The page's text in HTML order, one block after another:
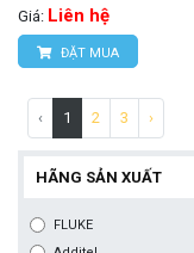
Giá: Liên hệ
ĐẶT MUA
‹ 1 2 3 ›
HÃNG SẢN XUẤT
FLUKE